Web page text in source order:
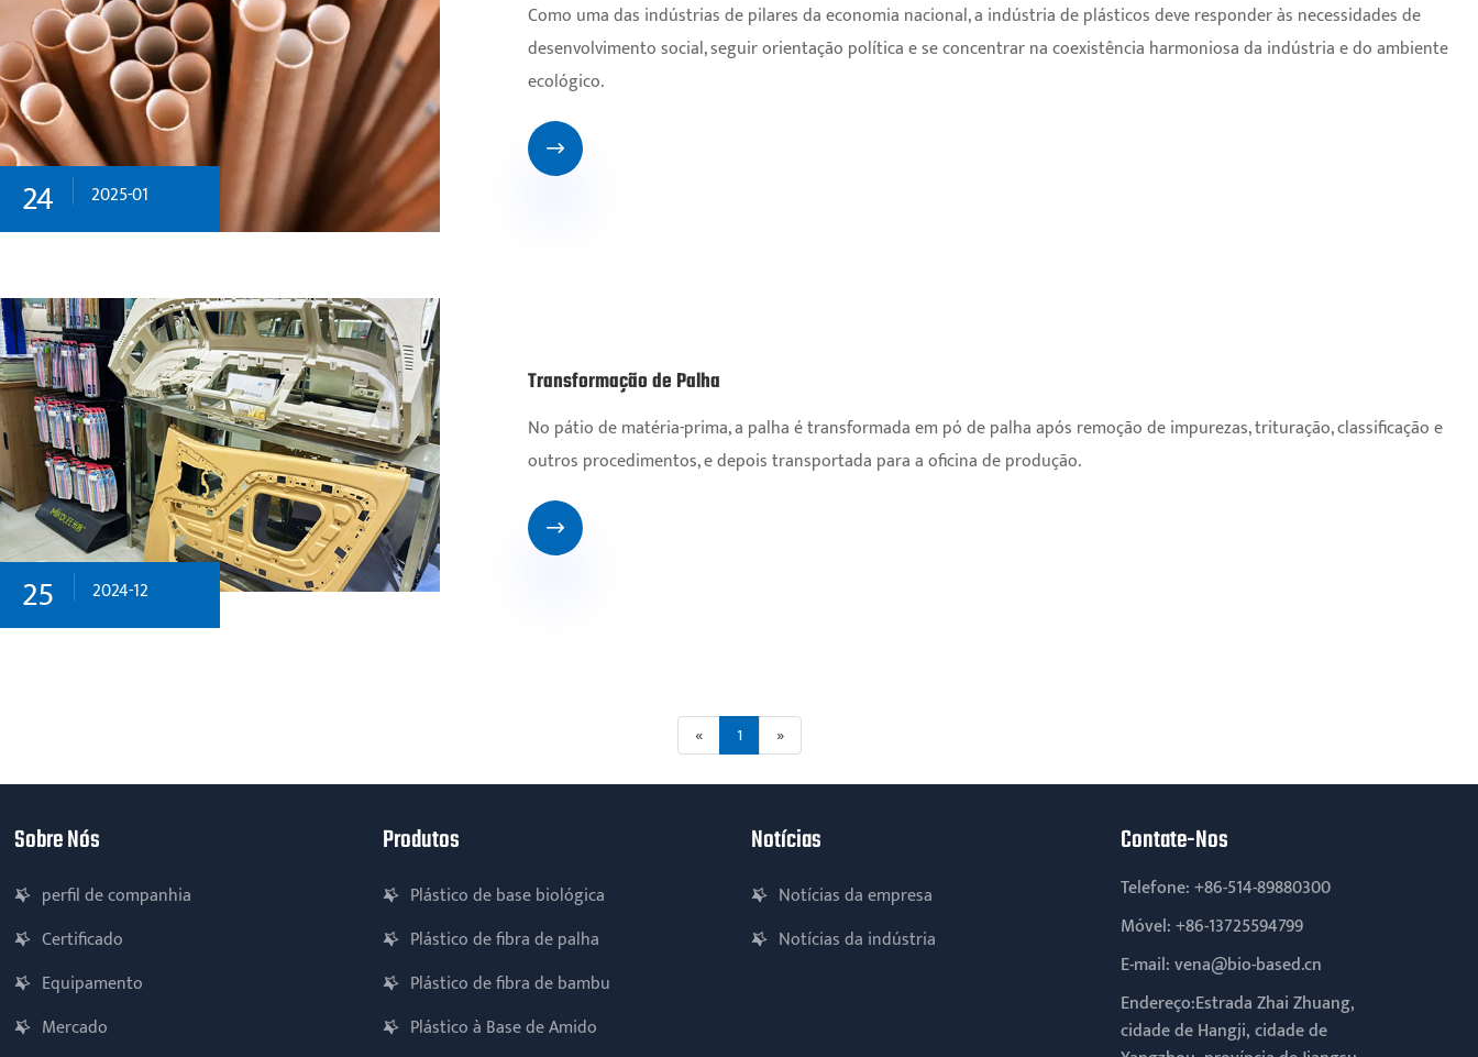
24 2025-01
Como uma das indústrias de pilares da economia nacional, a indústria de plásticos deve responder às necessidades de
desenvolvimento social, seguir orientação política e se concentrar na coexistência harmoniosa da indústria e do ambiente
ecológico.

25 2024-12
Transformação de Palha
No pátio de matéria-prima, a palha é transformada em pó de palha após remoção de impurezas, trituração, classificação e
outros procedimentos, e depois transportada para a oficina de produção.

« 1 »
Sobre Nós
perfil de companhia
Certificado
Equipamento
Mercado
Produtos
Plástico de base biológica
Plástico de fibra de palha
Plástico de fibra de bambu
Plástico à Base de Amido
Notícias
Notícias da empresa
Notícias da indústria
Contate-Nos
Telefone:+86-514-89880300
Móvel:+86-13725594799
E-mail:vena@bio-based.cn
Endereço:Estrada Zhai Zhuang,
cidade de Hangji, cidade de